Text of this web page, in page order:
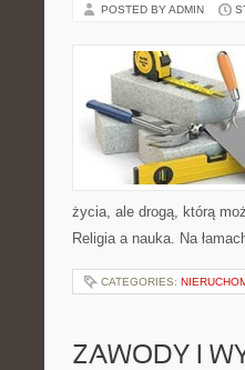
POSTED BY ADMIN
życia, ale drogą, którą
Religia a nauka. Na
CATEGORIES:
ZAWODY I